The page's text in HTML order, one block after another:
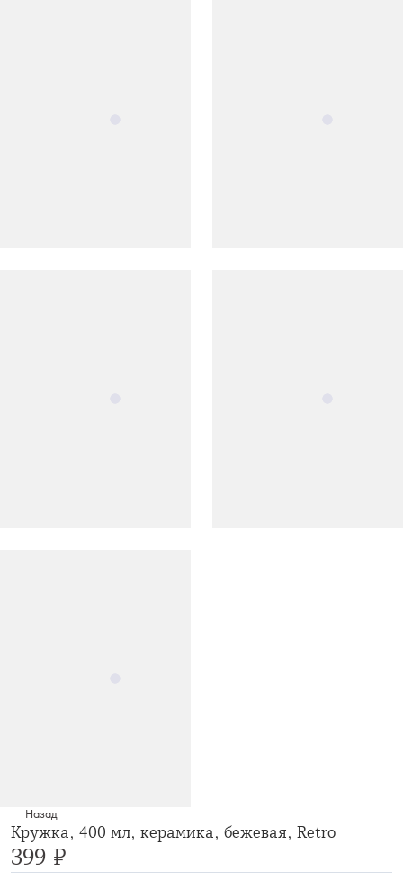
Назад
Кружка, 400 мл, керамика, бежевая, Retro
399 ₽